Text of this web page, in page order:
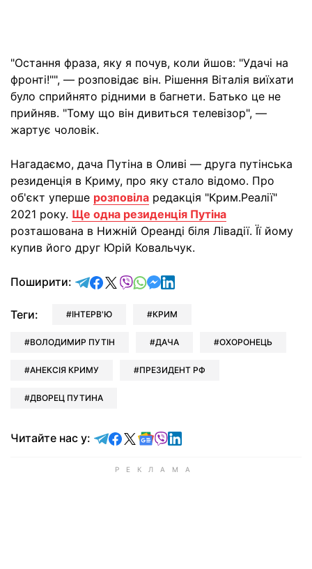
"Остання фраза, яку я почув, коли йшов: "Удачі на
фронті!"", — розповідає він. Рішення Віталія виїхати
було сприйнято рідними в багнети. Батько це не
прийняв. "Тому що він дивиться телевізор", —
жартує чоловік.
Нагадаємо, дача Путіна в Оливі — друга путінська
резиденція в Криму, про яку стало відомо. Про
об'єкт уперше розповіла редакція "Крим.Реалії"
2021 року. Ще одна резиденція Путіна
розташована в Нижній Ореанді біля Лівадії. Її йому
купив його друг Юрій Ковальчук.
Поширити: відправити у Telegram
поділитись у Facebook
поділитись у X
відправити у Viber
відправити у Whatsapp
відправити у Messenger
відправити у LinkedIn
Теги: ІНТЕРВ'Ю КРИМ
ВОЛОДИМИР ПУТІН ДАЧА ОХОРОНЕЦЬ
АНЕКСІЯ КРИМУ ПРЕЗИДЕНТ РФ
ДВОРЕЦ ПУТИНА
Читайте нас у: Читайте у Telegram
Читайте у Facebook
Читайте у X
Читайте у Google news
Читайте у Viber
Читайте у LinkedIn